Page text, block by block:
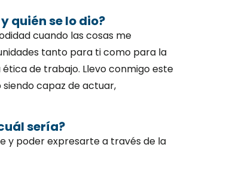
quién se lo dio?
cuando las cosas me
tanto para ti como para la
de trabajo. Llevo conmigo este
capaz de actuar,
sería?
y poder expresarte a través de la